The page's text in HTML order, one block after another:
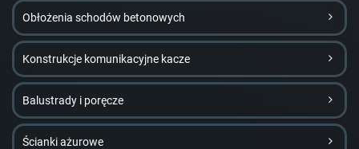
Obłożenia schodów betonowych
Konstrukcje komunikacyjne kacze
Balustrady i poręcze
Ścianki ażurowe